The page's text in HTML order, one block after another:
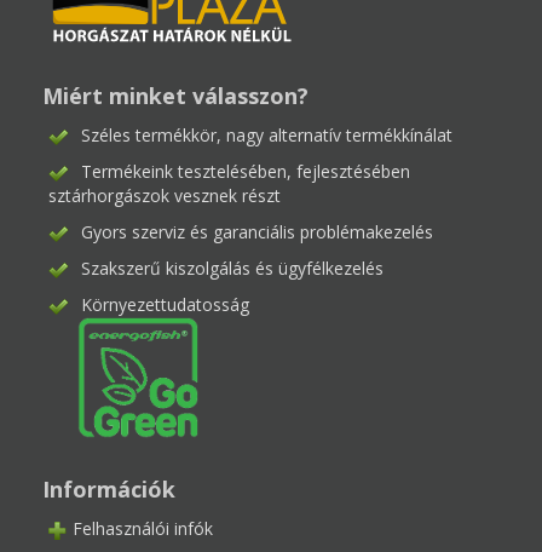
Miért minket válasszon?
Széles termékkör, nagy alternatív termékkínálat
Termékeink tesztelésében, fejlesztésében
sztárhorgászok vesznek részt
Gyors szerviz és garanciális problémakezelés
Szakszerű kiszolgálás és ügyfélkezelés
Környezettudatosság
Információk
Felhasználói infók